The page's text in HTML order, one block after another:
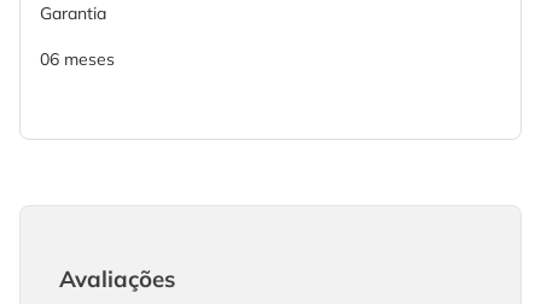
Garantia
06 meses
Avaliações